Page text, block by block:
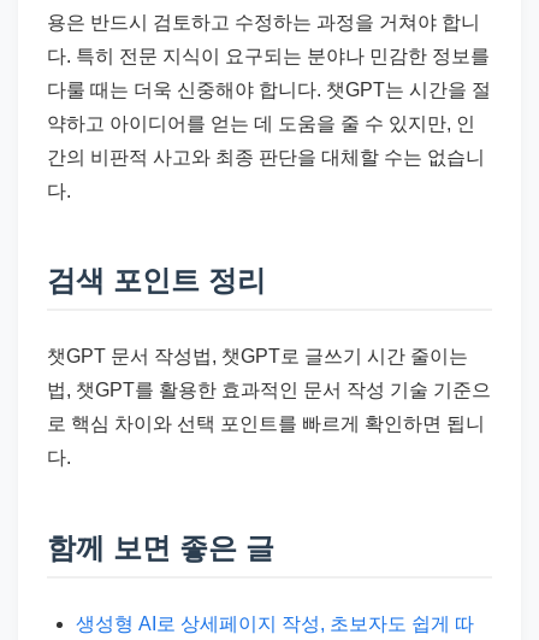
용은 반드시 검토하고 수정하는 과정을 거쳐야 합니
다. 특히 전문 지식이 요구되는 분야나 민감한 정보를
다룰 때는 더욱 신중해야 합니다. 챗GPT는 시간을 절
약하고 아이디어를 얻는 데 도움을 줄 수 있지만, 인
간의 비판적 사고와 최종 판단을 대체할 수는 없습니
다.
검색 포인트 정리
챗GPT 문서 작성법, 챗GPT로 글쓰기 시간 줄이는
법, 챗GPT를 활용한 효과적인 문서 작성 기술 기준으
로 핵심 차이와 선택 포인트를 빠르게 확인하면 됩니
다.
함께 보면 좋은 글
생성형 AI로 상세페이지 작성, 초보자도 쉽게 따